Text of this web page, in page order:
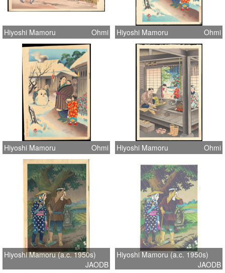
Hiyoshi Mamoru Ohmi Hiyoshi Mamoru Ohmi
Hiyoshi Mamoru Ohmi Hiyoshi Mamoru Ohmi
Hiyoshi Mamoru (a.c. 1950s)
JAODB
Hiyoshi Mamoru (a.c. 1950s)
JAODB